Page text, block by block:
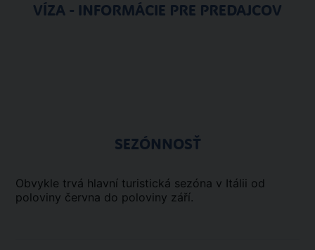
VÍZA - INFORMÁCIE PRE PREDAJCOV
SEZÓNNOSŤ
Obvykle trvá hlavní turistická sezóna v Itálii od
poloviny června do poloviny září.